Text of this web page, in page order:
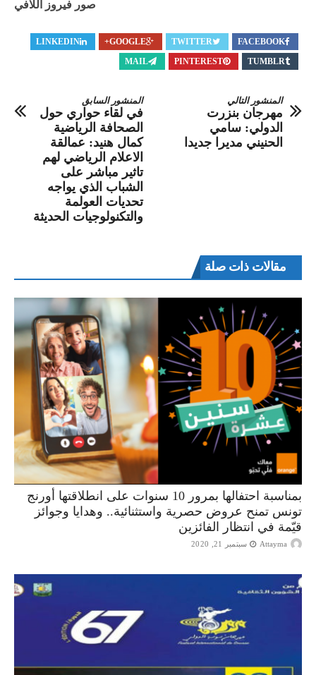
صور فيروز اللافي
FACEBOOK
TWITTER
GOOGLE+
LINKEDIN
TUMBLR
PINTEREST
MAIL
المنشور السابق
في لقاء حواري حول
الصحافة الرياضية
كمال هنيد: عمالقة
الاعلام الرياضي لهم
تاثير مباشر على
الشباب الذي يواجه
تحديات العولمة
والتكنولوجيات الحديثة
المنشور التالي
مهرجان بنزرت
الدولي: سامي
الحنيني مديرا جديدا
مقالات ذات صلة
بمناسبة احتفالها بمرور 10 سنوات على انطلاقتها أورنج
تونس تمنح عروض حصرية واستثنائية.. وهدايا وجوائز
قيّمة في انتظار الفائزين
Attayma سبتمبر 21, 2020